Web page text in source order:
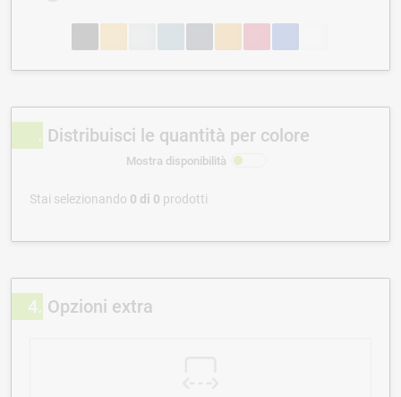
Distribuisci le quantità per colore
Mostra disponibilità
Stai selezionando 0 di 0 prodotti
4 Opzioni extra